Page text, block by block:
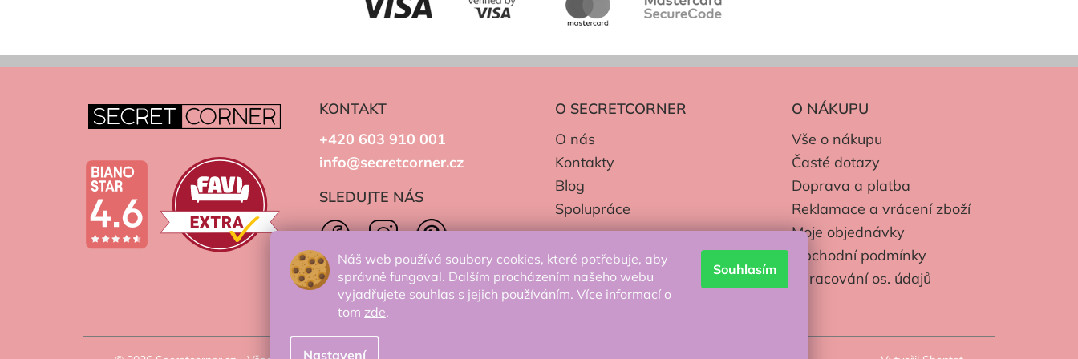
Náš web používá soubory cookies, které potřebuje, aby
správně fungoval. Dalším procházením našeho webu
vyjadřujete souhlas s jejich používáním. Více informací o
tom zde.
Nastavení
Souhlasím
KONTAKT
+420 603 910 001
info@secretcorner.cz
SLEDUJTE NÁS
O SECRETCORNER
O nás
Kontakty
Blog
Spolupráce
O NÁKUPU
Vše o nákupu
Časté dotazy
Doprava a platba
Reklamace a vrácení zboží
Moje objednávky
Obchodní podmínky
Zpracování os. údajů